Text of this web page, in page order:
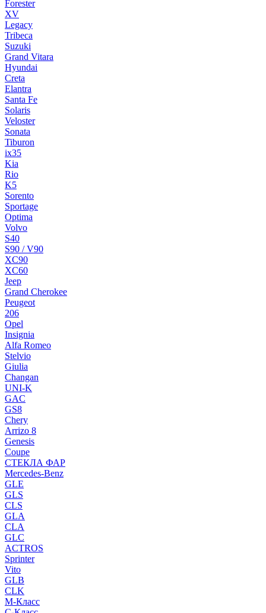
Forester
XV
Legacy
Tribeca
Suzuki
Grand Vitara
Hyundai
Creta
Elantra
Santa Fe
Solaris
Veloster
Sonata
Tiburon
ix35
Kia
Rio
K5
Sorento
Sportage
Optima
Volvo
S40
S90 / V90
XC90
XC60
Jeep
Grand Cherokee
Peugeot
206
Opel
Insignia
Alfa Romeo
Stelvio
Giulia
Changan
UNI-K
GAC
GS8
Chery
Arrizo 8
Genesis
Coupe
СТЕКЛА ФАР
Mercedes-Benz
GLE
GLS
CLS
GLA
CLA
GLC
ACTROS
Sprinter
Vito
GLB
CLK
M-Класс